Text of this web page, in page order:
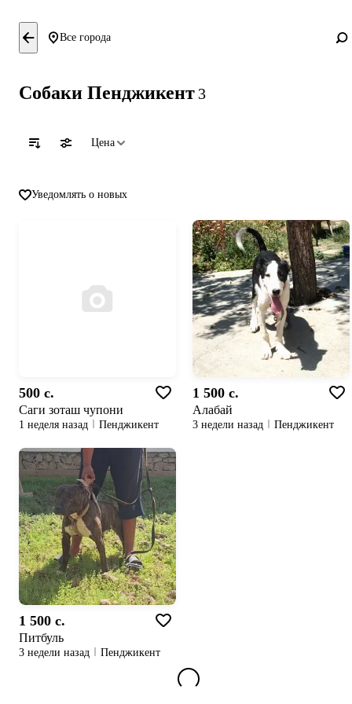
Все города
Собаки Пенджикент 3
Цена
Уведомлять о новых
500 c.
Саги зоташ чупони
1 неделя назад Пенджикент
1 500 c.
Алабай
3 недели назад Пенджикент
1 500 c.
Питбуль
3 недели назад Пенджикент